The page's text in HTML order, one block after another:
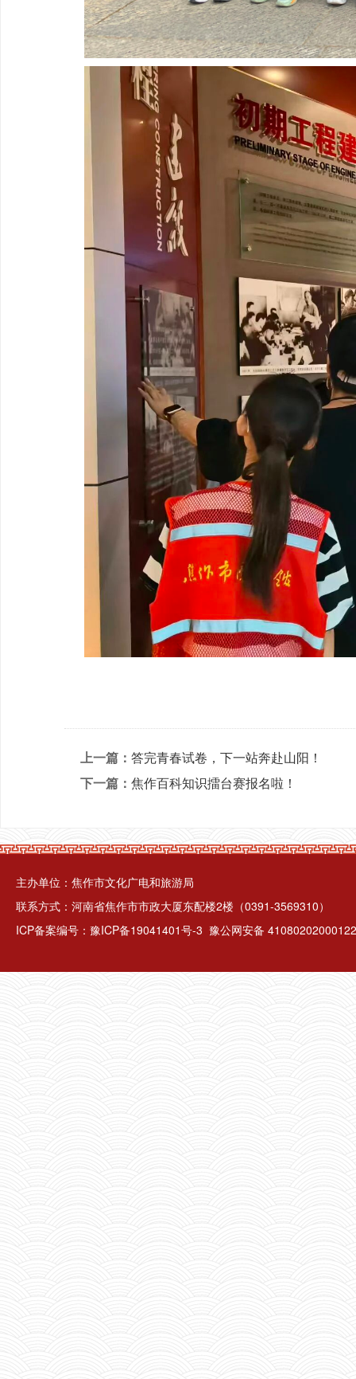
上一篇： 答完青春试卷，下一站奔赴山阳！
下一篇： 焦作百科知识擂台赛报名啦！
主办单位：焦作市文化广电和旅游局
联系方式：河南省焦作市市政大厦东配楼2楼（0391-3569310）
ICP备案编号： 豫ICP备19041401号-3 豫公网安备